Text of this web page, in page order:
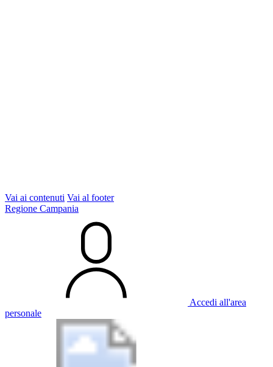
Vai ai contenuti Vai al footer
Regione Campania
Accedi all'area
personale